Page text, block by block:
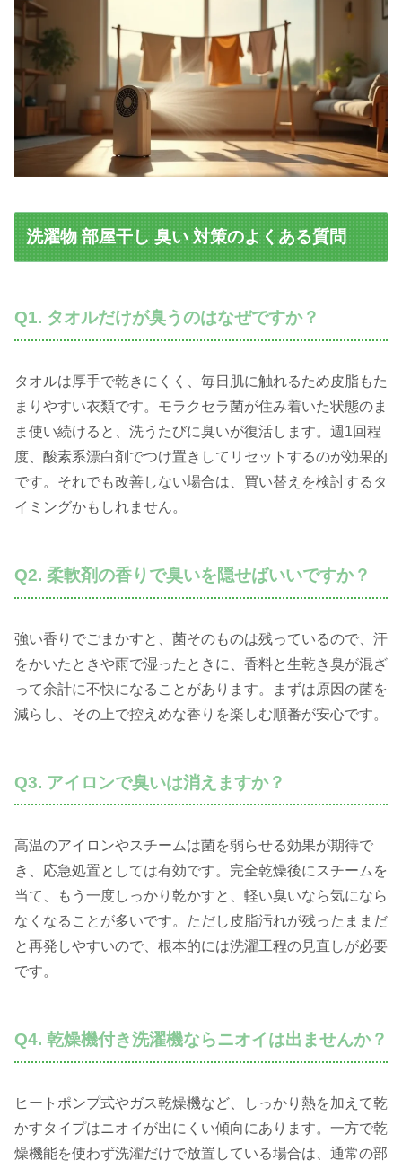
洗濯物 部屋干し 臭い 対策のよくある質問
Q1. タオルだけが臭うのはなぜですか？
タオルは厚手で乾きにくく、毎日肌に触れるため皮脂もた
まりやすい衣類です。モラクセラ菌が住み着いた状態のま
ま使い続けると、洗うたびに臭いが復活します。週1回程
度、酸素系漂白剤でつけ置きしてリセットするのが効果的
です。それでも改善しない場合は、買い替えを検討するタ
イミングかもしれません。
Q2. 柔軟剤の香りで臭いを隠せばいいですか？
強い香りでごまかすと、菌そのものは残っているので、汗
をかいたときや雨で湿ったときに、香料と生乾き臭が混ざ
って余計に不快になることがあります。まずは原因の菌を
減らし、その上で控えめな香りを楽しむ順番が安心です。
Q3. アイロンで臭いは消えますか？
高温のアイロンやスチームは菌を弱らせる効果が期待で
き、応急処置としては有効です。完全乾燥後にスチームを
当て、もう一度しっかり乾かすと、軽い臭いなら気になら
なくなることが多いです。ただし皮脂汚れが残ったままだ
と再発しやすいので、根本的には洗濯工程の見直しが必要
です。
Q4. 乾燥機付き洗濯機ならニオイは出ませんか？
ヒートポンプ式やガス乾燥機など、しっかり熱を加えて乾
かすタイプはニオイが出にくい傾向にあります。一方で乾
燥機能を使わず洗濯だけで放置している場合は、通常の部